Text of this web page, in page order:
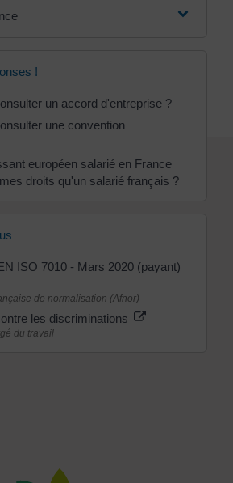
!
un accord d'entreprise ?
une convention
européen salarié en France
droits qu'un salarié français ?
ISO 7010 - Mars 2020 (payant)
de normalisation (Afnor)
les discriminations
du travail